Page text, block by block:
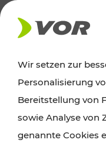
AKTUELLES
News
Alle wichtigen
Wir setzen zur
Personalisierung
Bereitstellung von
sowie Analyse von
genannte Cookies